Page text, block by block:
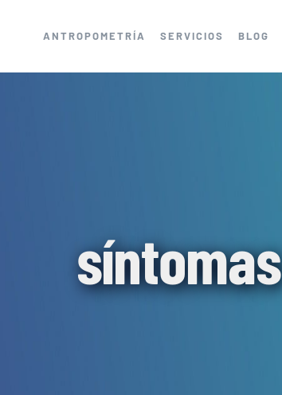
ANTROPOMETRÍA SERVICIOS BLOG
síntomas